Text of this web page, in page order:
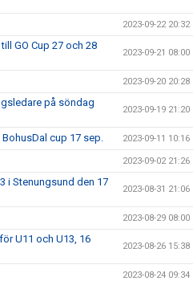
2023-09-22 20:32
GO Cup 27 och 28
2023-09-21 08:00
2023-09-20 20:28
på söndag
2023-09-19 21:20
cup 17 sep. 2023-09-11 10:16
2023-09-02 21:26
i Stenungsund den 17
2023-08-31 21:06
2023-08-29 08:00
U11 och U13, 16
2023-08-26 15:38
2023-08-24 09:34